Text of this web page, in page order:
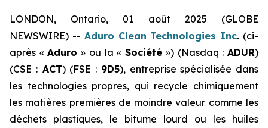
LONDON, Ontario, 01 août 2025 (GLOBE
NEWSWIRE) -- Aduro Clean Technologies Inc. (ci-
après «Aduro » ou la «Société ») (Nasdaq :ADUR)
(CSE :ACT) (FSE : 9D5), entreprise spécialisée dans
les technologies propres, qui recycle chimiquement
les matières premières de moindre valeur comme les
déchets plastiques, le bitume lourd ou les huiles